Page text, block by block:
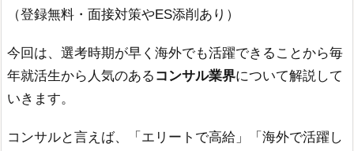
（登録無料・面接対策やES添削あり）
今回は、選考時期が早く海外でも活躍できることから毎
年就活生から人気のある コンサル業界について解説して
いきます。
コンサルと言えば、「エリートで高給」「海外で活躍し